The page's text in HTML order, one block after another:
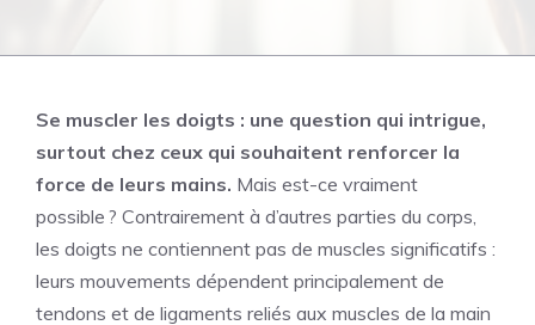
Se muscler les doigts : une question qui intrigue,
surtout chez ceux qui souhaitent renforcer la
force de leurs mains. Mais est-ce vraiment
possible ? Contrairement à d’autres parties du corps,
les doigts ne contiennent pas de muscles significatifs :
leurs mouvements dépendent principalement de
tendons et de ligaments reliés aux muscles de la main